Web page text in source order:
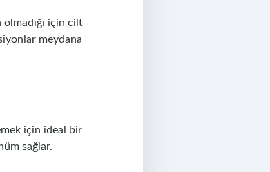
için cilt
meydana
için ideal bir
sağlar.